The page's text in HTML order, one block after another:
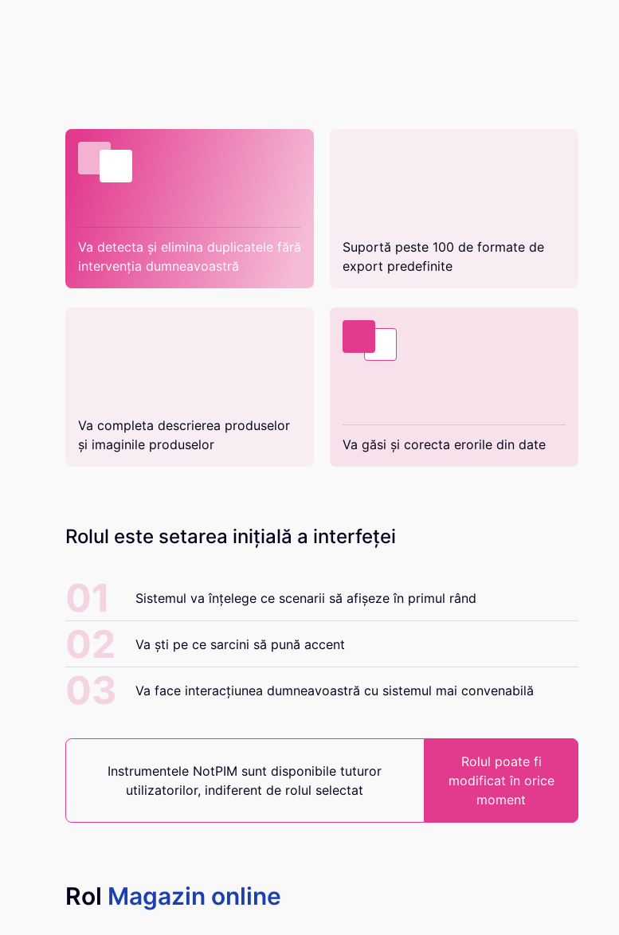
Va detecta și elimina duplicatele fără
intervenția dumneavoastră
Suportă peste 100 de formate de
export predefinite
Va completa descrierea produselor
și imaginile produselor
Va găsi și corecta erorile din date
Rolul este setarea inițială a interfeței
01 Sistemul va înțelege ce scenarii să afișeze în primul rând
02 Va ști pe ce sarcini să pună accent
03 Va face interacțiunea dumneavoastră cu sistemul mai convenabilă
Instrumentele NotPIM sunt disponibile tuturor
utilizatorilor, indiferent de rolul selectat
Rolul poate fi
modificat în orice
moment
Rol Magazin online